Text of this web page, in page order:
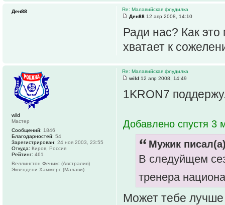
Re: Малавийская флудилка
Ден88 12 апр 2008, 14:10
Ради нас? Как
хватает к
Ден88
Re: Малавийская флудилка
wild 12 апр 2008, 14:49
1KRON7
Добавлено спустя 3
Мужик
В следуйщем
тренера
Может тебе
wild
Мастер
Сообщений: 1846
Благодарностей: 54
Зарегистрирован: 24 ноя 2003, 23:55
Откуда: Киров, Россия
Рейтинг: 461
Веллингтон Феникс (Австралия)
Эквендени Хаммерс (Малави)